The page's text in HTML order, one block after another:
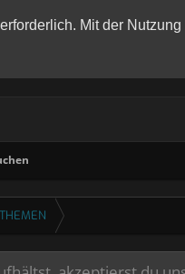
Mit der